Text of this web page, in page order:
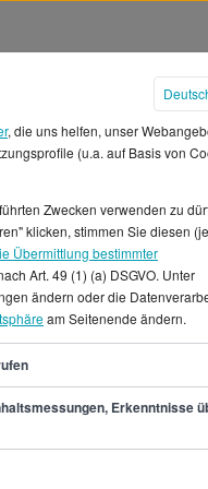
, die uns helfen, unser
(u.a. auf Basis von
Zwecken verwenden zu
klicken, stimmen Sie diesen
Übermittlung bestimmter
Art. 49 (1) (a) DSGVO. Unter
ändern oder die
am Seitenende ändern.
Erkenntnisse